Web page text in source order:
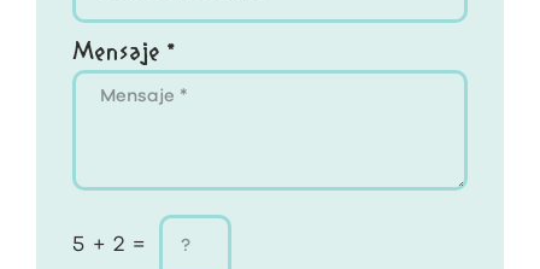
Mensaje *
5 + 2 =